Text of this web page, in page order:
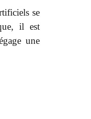
se
il est
une